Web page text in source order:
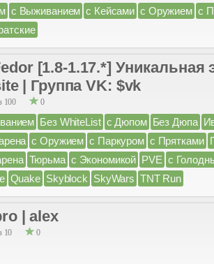
с Выживанием с Кейсами с Оружием с
[1.8-1.17.*]
| Группа VK: $vk
100 0
Без WhiteList с Дюпом Без Дюпа
с Оружием с Паркуром с Прятками
Тюрьма с Экономикой PVE с
Quake Skyblock SkyWars TNT Run
| alex
10 0